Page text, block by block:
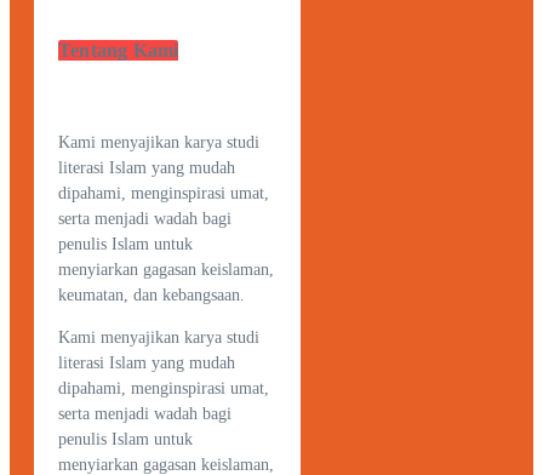
Tentang Kami
Kami menyajikan karya studi
literasi Islam yang mudah
dipahami, menginspirasi umat,
serta menjadi wadah bagi
penulis Islam untuk
menyiarkan gagasan keislaman,
keumatan, dan kebangsaan.
Kami menyajikan karya studi
literasi Islam yang mudah
dipahami, menginspirasi umat,
serta menjadi wadah bagi
penulis Islam untuk
menyiarkan gagasan keislaman,